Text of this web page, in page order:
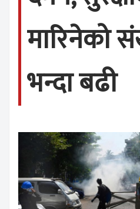
मारिनेको
भन्दा बढी